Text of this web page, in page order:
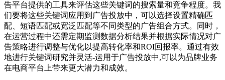
告平台提供的工具来评估这些关键词的搜索量和竞争程度。我
们要将这些关键词应用到广告投放中，可以选择设置精确匹
配、短语匹配或宽泛匹配等不同类型的广告组合方式。同时，
在运营过程中还需定期监测数据分析结果并根据实际情况对广
告策略进行调整与优化以提高转化率和ROI回报率。通过有效
地进行关键词研究并灵活-运用于广告投放中,可以为品牌业务
在电商平台上带来更大潜力和成效。